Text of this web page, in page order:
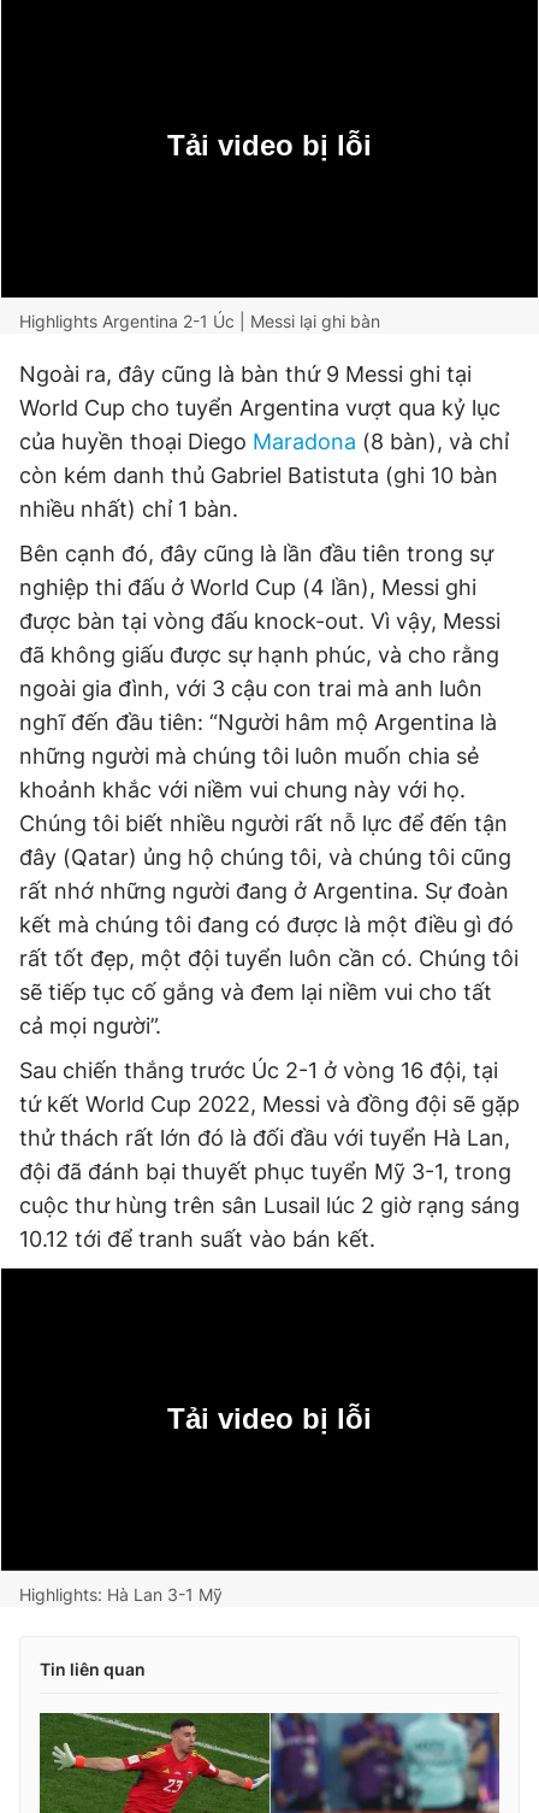
Tải video bị lỗi
Highlights Argentina 2-1 Úc | Messi lại ghi bàn
Ngoài ra, đây cũng là bàn thứ 9 Messi ghi tại
World Cup cho tuyển Argentina vượt qua kỷ lục
của huyền thoại Diego Maradona (8 bàn), và chỉ
còn kém danh thủ Gabriel Batistuta (ghi 10 bàn
nhiều nhất) chỉ 1 bàn.
Bên cạnh đó, đây cũng là lần đầu tiên trong sự
nghiệp thi đấu ở World Cup (4 lần), Messi ghi
được bàn tại vòng đấu knock-out. Vì vậy, Messi
đã không giấu được sự hạnh phúc, và cho rằng
ngoài gia đình, với 3 cậu con trai mà anh luôn
nghĩ đến đầu tiên: “Người hâm mộ Argentina là
những người mà chúng tôi luôn muốn chia sẻ
khoảnh khắc với niềm vui chung này với họ.
Chúng tôi biết nhiều người rất nỗ lực để đến tận
đây (Qatar) ủng hộ chúng tôi, và chúng tôi cũng
rất nhớ những người đang ở Argentina. Sự đoàn
kết mà chúng tôi đang có được là một điều gì đó
rất tốt đẹp, một đội tuyển luôn cần có. Chúng tôi
sẽ tiếp tục cố gắng và đem lại niềm vui cho tất
cả mọi người”.
Sau chiến thắng trước Úc 2-1 ở vòng 16 đội, tại
tứ kết World Cup 2022, Messi và đồng đội sẽ gặp
thử thách rất lớn đó là đối đầu với tuyển Hà Lan,
đội đã đánh bại thuyết phục tuyển Mỹ 3-1, trong
cuộc thư hùng trên sân Lusail lúc 2 giờ rạng sáng
10.12 tới để tranh suất vào bán kết.
Current
0:00 / Duration
0:00
Tải video bị lỗi
Highlights: Hà Lan 3-1 Mỹ
Tin liên quan